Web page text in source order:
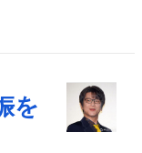
を